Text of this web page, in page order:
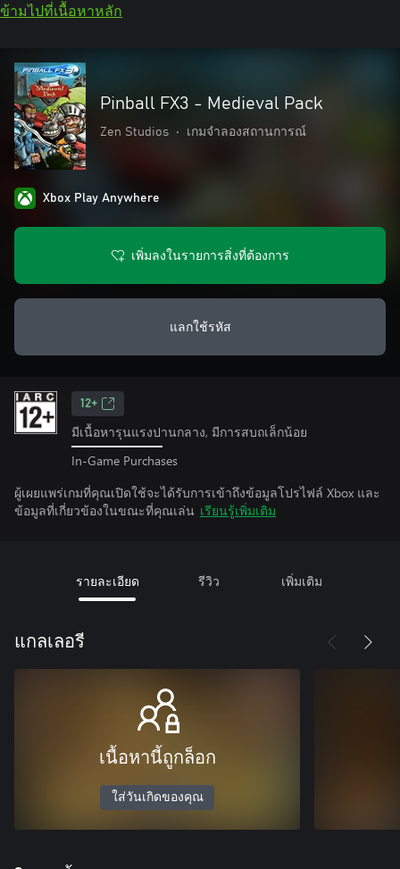
ข้ามไปที่เนื้อหาหลัก
Pinball FX3 - Medieval Pack
Zen Studios • เกมจำลองสถานการณ์
Xbox Play Anywhere
เพิ่มลงในรายการสิ่งที่ต้องการ
แลกใช้รหัส
12+
มีเนื้อหารุนแรงปานกลาง, มีการสบถเล็กน้อย
In-Game Purchases
ผู้เผยแพร่เกมที่คุณเปิดใช้จะได้รับการเข้าถึงข้อมูลโปรไฟล์ Xbox และ
ข้อมูลที่เกี่ยวข้องในขณะที่คุณเล่น เรียนรู้เพิ่มเติม
รายละเอียด รีวิว เพิ่มเติม
แกลเลอรี
เนื้อหานี้ถูกล็อก
ใส่วันเกิดของคุณ